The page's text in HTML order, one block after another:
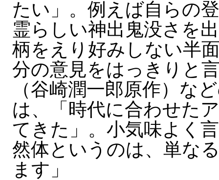
たい」。例えば自らの
霊らしい神出鬼没さを
柄をえり好みしない半
分の意見をはっきりと
（谷崎潤一郎原作）な
は、「時代に合わせた
てきた」。小気味よく
然体というのは、単な
ます」